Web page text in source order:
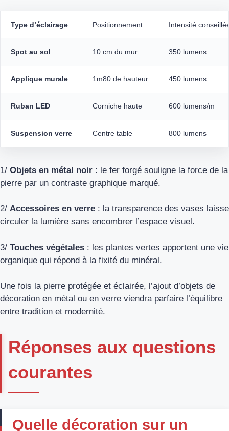
Type d’éclairage Positionnement Intensité
Spot au sol 10 cm du mur 350 lumens
Applique murale 1m80 de hauteur 450 lumens
Ruban LED Corniche haute 600 lumens/m
Suspension verre Centre table 800 lumens
1/ Objets en métal noir : le fer forgé souligne la force de la
pierre par un contraste graphique marqué.
2/ Accessoires en verre : la transparence des vases laisse
circuler la lumière sans encombrer l’espace visuel.
3/ Touches végétales : les plantes vertes apportent une vie
organique qui répond à la fixité du minéral.
Une fois la pierre protégée et éclairée, l’ajout d’objets de
décoration en métal ou en verre viendra parfaire l’équilibre
entre tradition et modernité.
Réponses aux questions
courantes
Quelle décoration sur un